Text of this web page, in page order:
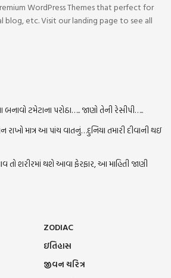
WordPress Themes that perfect for
blog, etc. Visit our landing page to see all
ટમેટાના પરોઠા….. જાણો તેની રેસીપી…..
રાખો માત્ર આ પાંચ વાતનું…દુનિયા તમારી દીવાની થઇ
તો શરીરમાં થશે આવા ફેરફાર, આ માહિતી જાણી
ZODIAC
ઇતિહાસ
જીવન ચરિત્ર